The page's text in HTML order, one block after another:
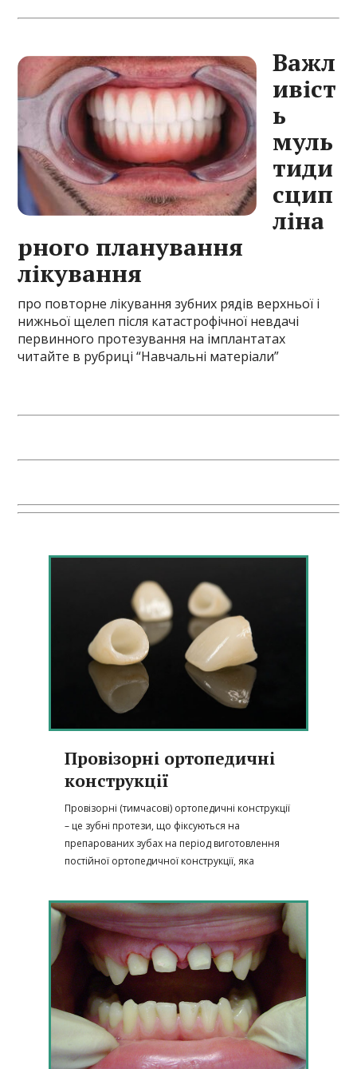
Важл
ивіст
ь
муль
тиди
сцип
ліна
рного планування
лікування
про повторне лікування зубних рядів верхньої і
нижньої щелеп після катастрофічної невдачі
первинного протезування на імплантатах
читайте в рубриці “Навчальні матеріали”
Провізорні ортопедичні
конструкції
Провізорні (тимчасові) ортопедичні конструкції
– це зубні протези, що фіксуються на
препарованих зубах на період виготовлення
постійної ортопедичної конструкції, яка